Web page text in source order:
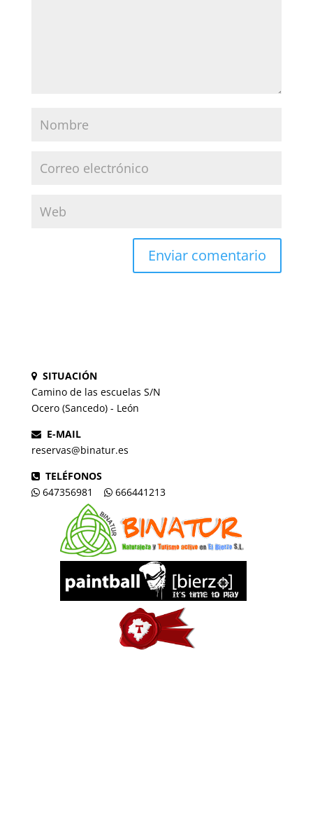
SITUACIÓN
Camino de las escuelas S/N
Ocero (Sancedo) - León
E-MAIL
reservas@binatur.es
TELÉFONOS
647356981
666441213